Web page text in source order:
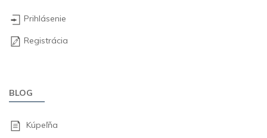
Prihlásenie
Registrácia
BLOG
Kúpeľňa